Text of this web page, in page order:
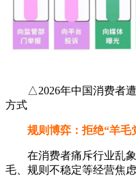
△2026年中国消费者遭
方式
规则博弈：拒绝“羊毛
在消费者痛斥行业乱象
毛、规则不稳定等经营焦虑